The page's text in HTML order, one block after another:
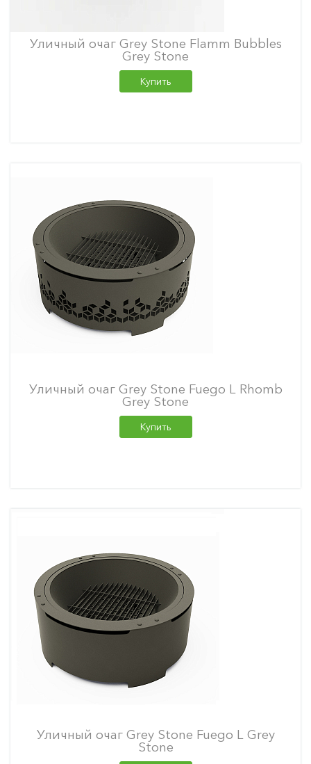
Уличный очаг Grey Stone Flamm Bubbles
Grey Stone
Купить
Уличный очаг Grey Stone Fuego L Rhomb
Grey Stone
Купить
Уличный очаг Grey Stone Fuego L Grey
Stone